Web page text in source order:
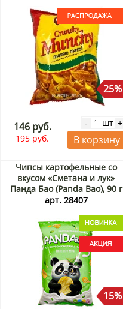
25%
146 руб.
195 руб.
- шт +
В корзину
Чипсы картофельные со
вкусом «Сметана и лук»
Панда Бао (Panda Bao), 90 г
Акция
арт. 28407
15%